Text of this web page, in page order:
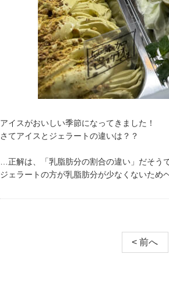
アイスがおいしい季節になってきました！
さてアイスとジェラートの違いは？？
…正解は、「乳脂肪分の割合の違い」だそうで
ジェラートの方が乳脂肪分が少なくないため
< 前へ